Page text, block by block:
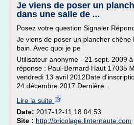
Je viens de poser un
dans une salle de ...
Posez votre question Signaler
Je viens de poser un plancher chêne
bain. Avec quoi je pe
Utilisateur anonyme - 21 sept. 2009
réponse : Paul-Bernard Haut 17035
vendredi 13 avril 2012Date
24 décembre 2017 Dernière...
Lire la suite
Date: 2017-12-11 18:04:53
Site : http://bricolage.linternaute.com